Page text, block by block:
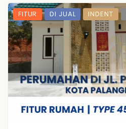
FITUR DI JUAL INDENT